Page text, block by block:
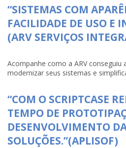
“SISTEMAS COM
FACILIDADE DE USO E
(ARV SERVIÇOS
Acompanhe como a ARV conseguiu
modernizar seus sistemas e
“COM O SCRIPTCASE
TEMPO DE
DESENVOLVIMENTO
SOLUÇÕES.”(APLISOF)